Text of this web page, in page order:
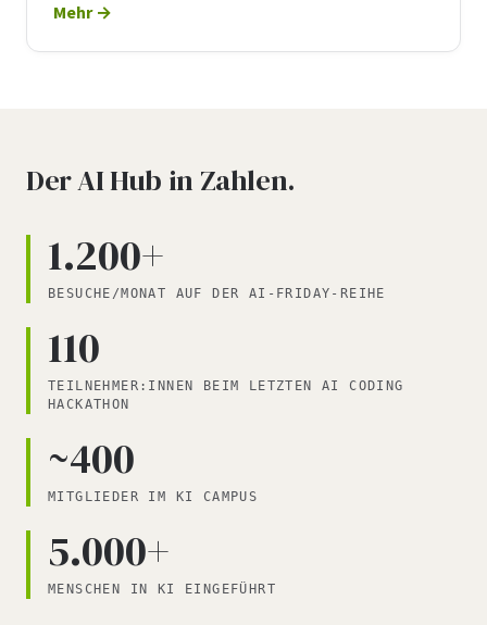
Mehr
Der AI Hub in Zahlen.
1.200+
BESUCHE/MONAT AUF DER AI-FRIDAY-REIHE
110
TEILNEHMER:INNEN BEIM LETZTEN AI CODING
HACKATHON
~400
MITGLIEDER IM KI CAMPUS
5.000+
MENSCHEN IN KI EINGEFÜHRT